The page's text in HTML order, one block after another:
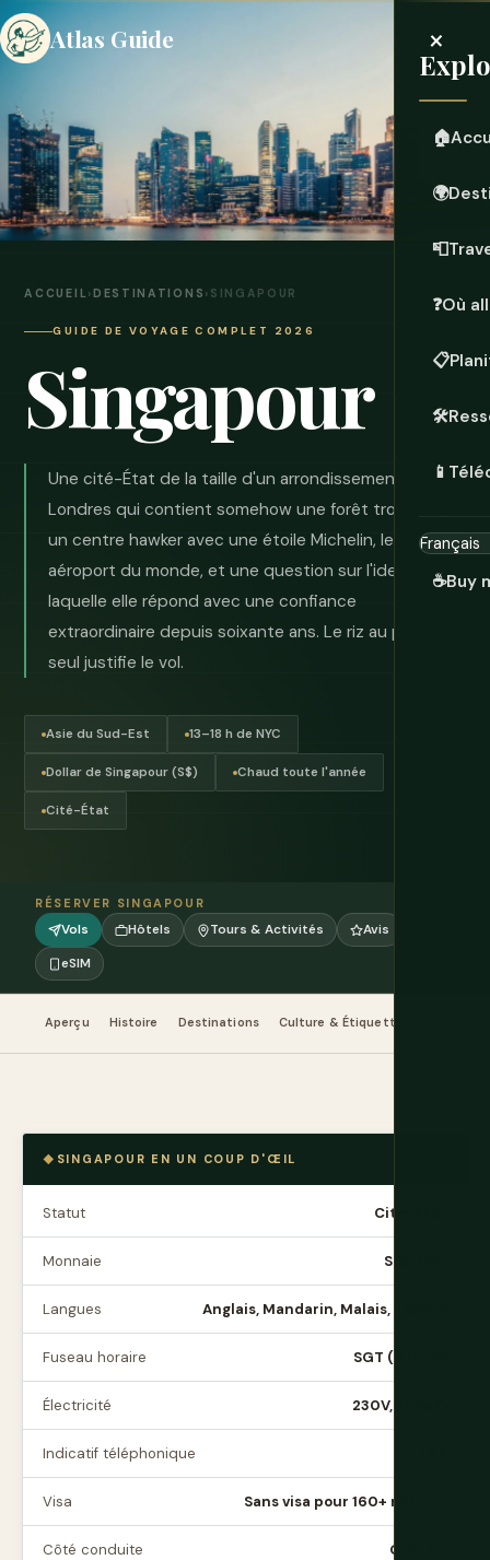
Atlas Guide ×
🏠
🌍
📮
❓Où
📋
🛠️
📱
☕Buy
ACCUEIL›DESTINATIONS › SINGAPOUR
GUIDE DE VOYAGE COMPLET 2026
Singapour
Une cité-État de la taille d'un arrondissement de
Londres qui contient somehow une forêt tropicale,
un centre hawker avec une étoile Michelin, le meilleur
aéroport du monde, et une question sur l'identité à
laquelle elle répond avec une confiance
extraordinaire depuis soixante ans. Le riz au poulet
seul justifie le vol.
Asie du Sud-Est 13–18 h de NYC
Dollar de Singapour (S$) Chaud toute l'année
Cité-État
RÉSERVER SINGAPOUR
Vols Hôtels Tours & Activités
Avis
eSIM
Aperçu Histoire Destinations Culture & Étiquette
SINGAPOUR EN UN COUP D'ŒIL
Statut Cité-État
Monnaie SGD (S$)
Langues Anglais, Mandarin, Malais, Tamoul
Fuseau horaire SGT (UTC+8)
Électricité 230V, Type G
Indicatif téléphonique
Visa Sans visa pour 160+ nations
Côté conduite Gauche